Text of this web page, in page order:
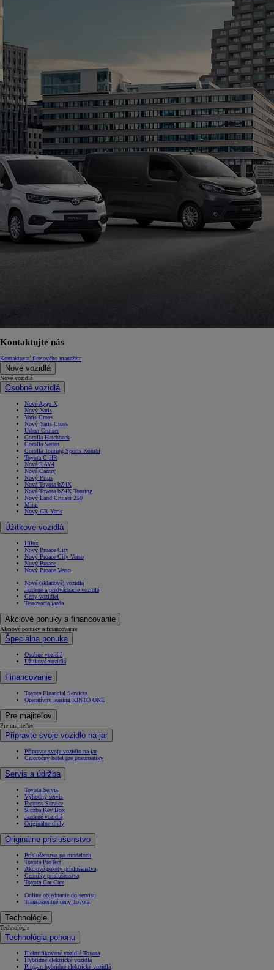
Kontaktujte nás
Kontaktovať fleetového manažéra
Nové vozidlá
Nové vozidlá
Osobné vozidlá
Nové Aygo X
Nový Yaris
Yaris Cross
Nový Yaris Cross
Urban Cruiser
Corolla Hatchback
Corolla Sedan
Corolla Touring Sports Kombi
Toyota C-HR
Nová RAV4
Nová Camry
Nový Prius
Nová Toyota bZ4X
Nová Toyota bZ4X Touring
Nový Land Cruiser 250
Mirai
Nový GR Yaris
Úžitkové vozidlá
Hilux
Nový Proace City
Nový Proace City Verso
Nový Proace
Nový Proace Verso
Nové (skladové) vozidlá
Jazdené a predvádzacie vozidlá
Ceny vozidiel
Testovacia jazda
Akciové ponuky a financovanie
Akciové ponuky a financovanie
Špeciálna ponuka
Osobné vozidlá
Úžitkové vozidlá
Financovanie
Toyota Financial Services
Operatívny leasing KINTO ONE
Pre majiteľov
Pre majiteľov
Připravte svoje vozidlo na jar
Připravte svoje vozidlo na jar
Celoročný hotel pre pneumatiky
Servis a údržba
Toyota Servis
Výhodný servis
Express Service
Služba Key Box
Jazdené vozidlá
Originálne diely
Originálne príslušenstvo
Príslušenstvo po modeloch
Toyota ProTect
Akciové pakety príslušenstva
Cenníky príslušenstva
Toyota Car Care
Online objednanie do servisu
Transparentné ceny Toyota
Technológie
Technológie
Technológia pohonu
Elektrifikované vozidlá Toyota
Hybridné elektrické vozidlá
Plug-in hybridné elektrické vozidlá